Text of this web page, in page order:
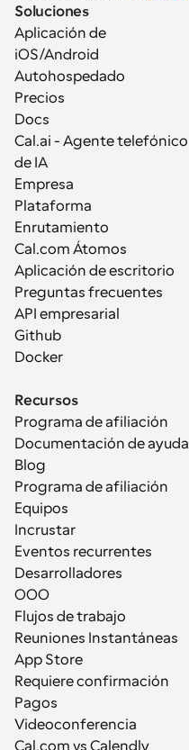
Soluciones
Aplicación de
iOS/Android
Autohospedado
Precios
Docs
Cal.ai - Agente telefónico
de IA
Empresa
Plataforma
Enrutamiento
Cal.com Átomos
Aplicación de escritorio
Preguntas frecuentes
API empresarial
Github
Docker
Recursos
Programa de afiliación
Documentación de ayuda
Blog
Programa de afiliación
Equipos
Incrustar
Eventos recurrentes
Desarrolladores
OOO
Flujos de trabajo
Reuniones Instantáneas
App Store
Requiere confirmación
Pagos
Videoconferencia
Cal.com vs Calendly